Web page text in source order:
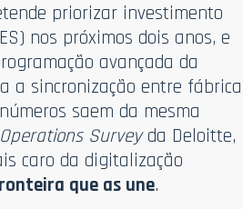
priorizar investimento
nos próximos dois anos, e
avançada da
a sincronização entre fábrica
saem da mesma
Surveyda Deloitte,
caro da digitalização
que as une.